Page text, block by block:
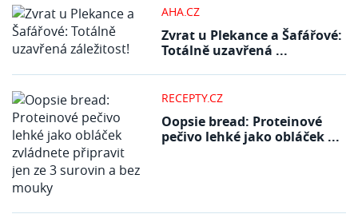
AHA.CZ
Zvrat u Plekance a Šafářové:
Totálně uzavřená ...
RECEPTY.CZ
Oopsie bread: Proteinové
pečivo lehké jako obláček ...